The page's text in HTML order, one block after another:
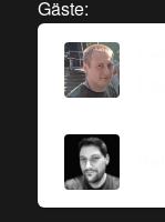
Gäste: